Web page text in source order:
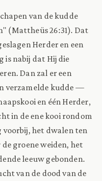
van de kudde
(Mattheüs 26:31). Dat
Herder en een
is nabij dat Hij die
Dan zal er een
verzamelde kudde —
en één Herder,
in de ene kooi rondom
voorbij, het dwalen ten
groene weiden, het
leeuw gebonden.
van de dood van de